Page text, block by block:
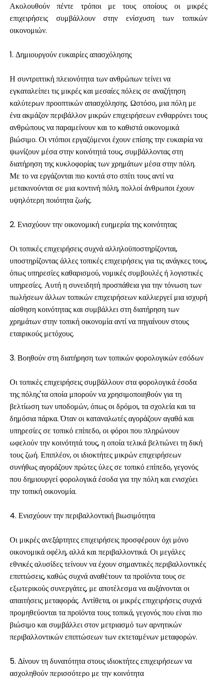
Βοήθεια
Ο λογαριασμός μου
Λάβετε χρηματοδότηση
ask@scrambleup.com
+372 712 2955
Ακολουθούν πέντε τρόποι με τους οποίους οι μικρές
επιχειρήσεις συμβάλλουν στην ενίσχυση των τοπικών
οικονομιών.
1. Δημιουργούν ευκαιρίες απασχόλησης
Η συντριπτική πλειονότητα των ανθρώπων τείνει να
εγκαταλείπει τις μικρές και μεσαίες πόλεις σε αναζήτηση
καλύτερων προοπτικών απασχόλησης. Ωστόσο, μια πόλη με
ένα ακμάζον περιβάλλον μικρών επιχειρήσεων ενθαρρύνει τους
ανθρώπους να παραμείνουν και το καθιστά οικονομικά
βιώσιμο. Οι ντόπιοι εργαζόμενοι έχουν επίσης την ευκαιρία να
ψωνίζουν μέσα στην κοινότητά τους, συμβάλλοντας στη
διατήρηση της κυκλοφορίας των χρημάτων μέσα στην πόλη.
Με το να εργάζονται πιο κοντά στο σπίτι τους αντί να
μετακινούνται σε μια κοντινή πόλη, πολλοί άνθρωποι έχουν
υψηλότερη ποιότητα ζωής.
2. Ενισχύουν την οικονομική ευημερία της κοινότητας
Οι τοπικές επιχειρήσεις συχνά αλληλοϋποστηρίζονται,
υποστηρίζοντας άλλες τοπικές επιχειρήσεις για τις ανάγκες τους,
όπως υπηρεσίες καθαρισμού, νομικές συμβουλές ή λογιστικές
υπηρεσίες. Αυτή η συνειδητή προσπάθεια για την τόνωση των
πωλήσεων άλλων τοπικών επιχειρήσεων καλλιεργεί μια ισχυρή
αίσθηση κοινότητας και συμβάλλει στη διατήρηση των
χρημάτων στην τοπική οικονομία αντί να πηγαίνουν στους
εταιρικούς μετόχους.
3. Βοηθούν στη διατήρηση των τοπικών φορολογικών εσόδων
Οι τοπικές επιχειρήσεις συμβάλλουν στα φορολογικά έσοδα
της πόλης'τα οποία μπορούν να χρησιμοποιηθούν για τη
βελτίωση των υποδομών, όπως οι δρόμοι, τα σχολεία και τα
δημόσια πάρκα. Όταν οι καταναλωτές αγοράζουν αγαθά και
υπηρεσίες σε τοπικό επίπεδο, οι φόροι που πληρώνουν
ωφελούν την κοινότητά τους, η οποία τελικά βελτιώνει τη δική
τους ζωή. Επιπλέον, οι ιδιοκτήτες μικρών επιχειρήσεων
συνήθως αγοράζουν πρώτες ύλες σε τοπικό επίπεδο, γεγονός
που δημιουργεί φορολογικά έσοδα για την πόλη και ενισχύει
την τοπική οικονομία.
4. Ενισχύουν την περιβαλλοντική βιωσιμότητα
Οι μικρές ανεξάρτητες επιχειρήσεις προσφέρουν όχι μόνο
οικονομικά οφέλη, αλλά και περιβαλλοντικά. Οι μεγάλες
εθνικές αλυσίδες τείνουν να έχουν σημαντικές περιβαλλοντικές
επιπτώσεις, καθώς συχνά αναθέτουν τα προϊόντα τους σε
εξωτερικούς συνεργάτες, με αποτέλεσμα να αυξάνονται οι
απαιτήσεις μεταφοράς. Αντίθετα, οι μικρές επιχειρήσεις συχνά
προμηθεύονται τα προϊόντα τους τοπικά, γεγονός που είναι πιο
βιώσιμο και συμβάλλει στον μετριασμό των αρνητικών
περιβαλλοντικών επιπτώσεων των εκτεταμένων μεταφορών.
5. Δίνουν τη δυνατότητα στους ιδιοκτήτες επιχειρήσεων να
ασχοληθούν περισσότερο με την κοινότητα